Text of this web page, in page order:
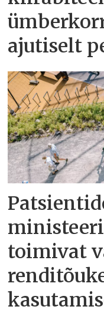
ajutiselt
toimivat